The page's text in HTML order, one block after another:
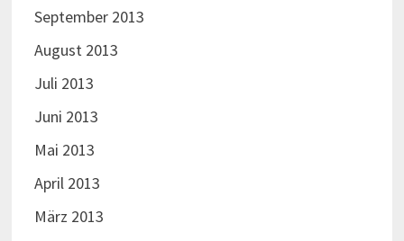
September 2013
August 2013
Juli 2013
Juni 2013
Mai 2013
April 2013
März 2013